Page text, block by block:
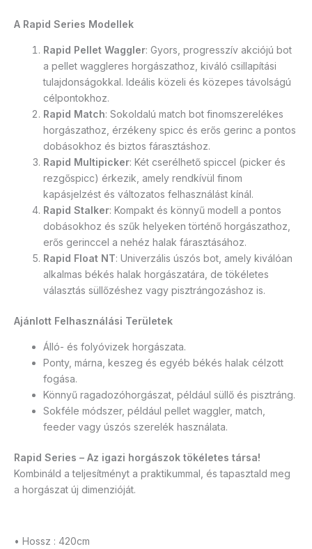
A Rapid Series Modellek
Rapid Pellet Waggler: Gyors, progresszív akciójú bot
a pellet waggleres horgászathoz, kiváló csillapítási
tulajdonságokkal. Ideális közeli és közepes távolságú
célpontokhoz.
Rapid Match: Sokoldalú match bot finomszerelékes
horgászathoz, érzékeny spicc és erős gerinc a pontos
dobásokhoz és biztos fárasztáshoz.
Rapid Multipicker: Két cserélhető spiccel (picker és
rezgőspicc) érkezik, amely rendkívül finom
kapásjelzést és változatos felhasználást kínál.
Rapid Stalker: Kompakt és könnyű modell a pontos
dobásokhoz és szűk helyeken történő horgászathoz,
erős gerinccel a nehéz halak fárasztásához.
Rapid Float NT: Univerzális úszós bot, amely kiválóan
alkalmas békés halak horgászatára, de tökéletes
választás süllőzéshez vagy pisztrángozáshoz is.
Ajánlott Felhasználási Területek
Álló- és folyóvizek horgászata.
Ponty, márna, keszeg és egyéb békés halak célzott
fogása.
Könnyű ragadozóhorgászat, például süllő és pisztráng.
Sokféle módszer, például pellet waggler, match,
feeder vagy úszós szerelék használata.
Rapid Series – Az igazi horgászok tökéletes társa!
Kombináld a teljesítményt a praktikummal, és tapasztald meg
a horgászat új dimenzióját.
• Hossz : 420cm